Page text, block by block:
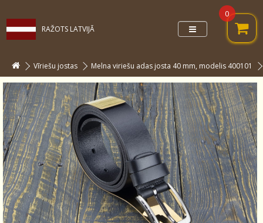
RAŽOTS LATVIJĀ
0
Vīriešu jostas Melna viriešu adas josta 40 mm, modelis 400101